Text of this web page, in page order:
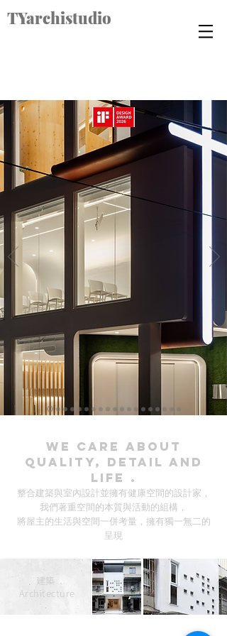
TYarchistudio
We care about
quality, detail and
life .
整合建築與室內設計並擁有健康空間的設計家，
我們著重空間的本質與活動的組構，
將屋主的生活與空間一併考量，擁有獨一無二的
呈現
建築
Architecture